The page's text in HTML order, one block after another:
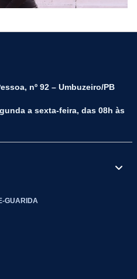
nº 92 – Umbuzeiro/PB
a sexta-feira, das 08h às
GUARIDA